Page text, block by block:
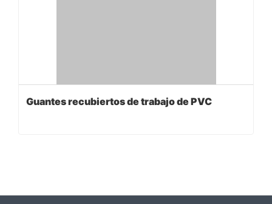
Guantes recubiertos de trabajo de PVC